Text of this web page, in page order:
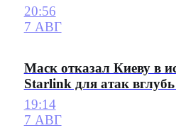
20:56
7 АВГ
Маск отказал Киеву в
Starlink для атак
19:14
7 АВГ